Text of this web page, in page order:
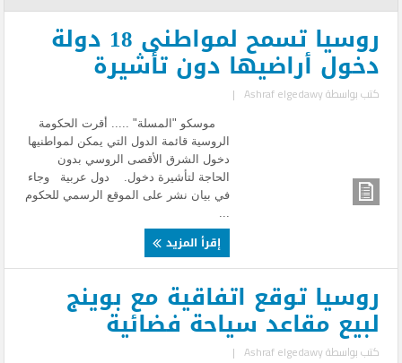
روسيا تسمح لمواطنى 18 دولة
دخول أراضيها دون تأشيرة
كتب بواسطةAshraf elgedawy
|
موسكو "المسلة" ..... أقرت الحكومة
الروسية قائمة الدول التي يمكن لمواطنيها
دخول الشرق الأقصى الروسي بدون
الحاجة لتأشيرة دخول. دول عربية وجاء
في بيان نشر على الموقع الرسمي للحكوم
إقرأ المزيد
روسيا توقع اتفاقية مع بوينج
لبيع مقاعد سياحة فضائية
كتب بواسطةAshraf elgedawy
|